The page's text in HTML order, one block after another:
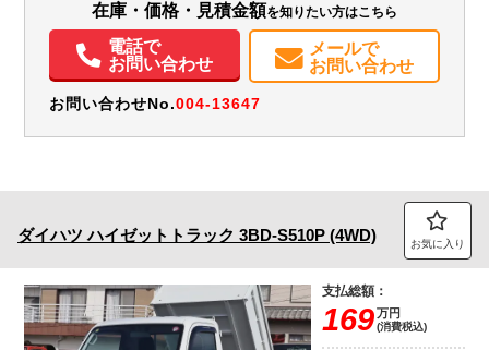
エアコン パワステ ABS エアバッグ
記録簿（一部含む）
取扱説明書（一部含む）
メンテナンスノート（保証書）
在庫・価格・見積金額を知りたい方はこちら
電話で
お問い合わせ
メールで
お問い合わせ
お問い合わせNo.004-13647
ダイハツ ハイゼットトラック 3BD-S510P (4WD) お気に入り
支払総額：
169万円
(消費税込)